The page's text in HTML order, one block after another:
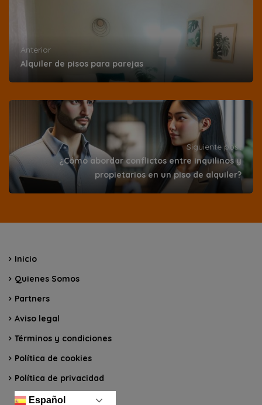
Anterior
Alquiler de pisos para parejas
Siguiente post
¿Cómo abordar conflictos entre inquilinos y
propietarios en un piso de alquiler?
Inicio
Quienes Somos
Partners
Aviso legal
Términos y condiciones
Política de cookies
Política de privacidad
Español